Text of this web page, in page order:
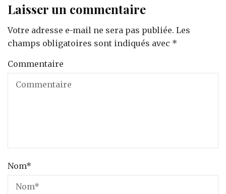
Laisser un commentaire
Votre adresse e-mail ne sera pas publiée. Les
champs obligatoires sont indiqués avec *
Commentaire
Nom*